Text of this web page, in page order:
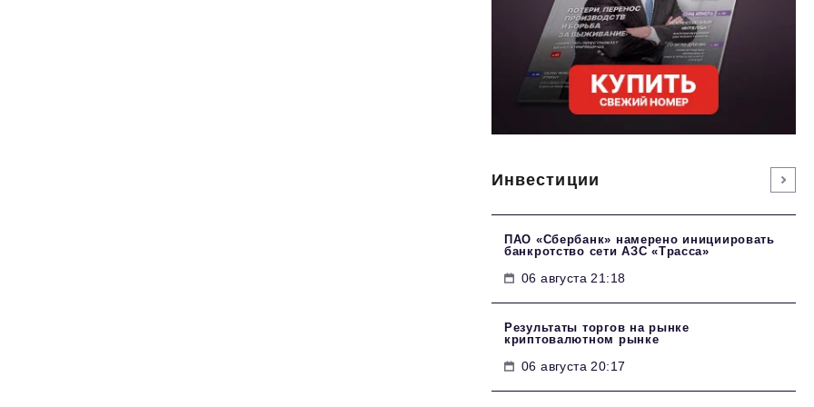
Инвестиции
ПАО «Сбербанк» намерено инициировать
банкротство сети АЗС «Трасса»
06 августа 21:18
Результаты торгов на рынке
криптовалютном рынке
06 августа 20:17